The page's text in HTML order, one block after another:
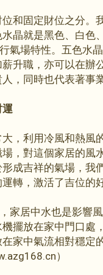
和固定財位之分。
晶就是黑色、白色
氣場特性。五色水
升職，亦可以在辦
，同時也代表著事
運
，利用冷風和熱風
，對這個家居的風
成吉祥的氣場，我
轉，激活了吉位的
家居中水也是影響
擺放在家中門口處
家中氣流相對穩定
）